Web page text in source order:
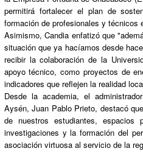
permitirá fortalecer el plan de
formación de profesionales y técnicos
Asimismo, Candia enfatizó que
situación que ya hacíamos desde
recibir la colaboración de la
apoyo técnico, como proyectos de
indicadores que reflejen la realidad
Desde la academia, el
Aysén, Juan Pablo Prieto, destacó
de nuestros estudiantes, espacios
investigaciones y la formación del
asociación virtuosa al servicio de la